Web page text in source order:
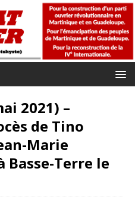
2021) –
de Tino
Marie
Terre le